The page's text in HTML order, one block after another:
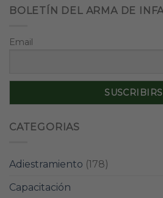
BOLETÍN DEL ARMA DE
Email
CATEGORIAS
Adiestramiento (178)
Capacitación